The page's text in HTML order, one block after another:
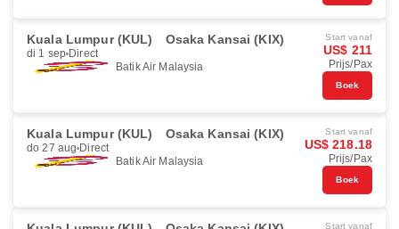
Kuala Lumpur (KUL) Osaka Kansai (KIX)
di 1 sep Direct
Batik Air Malaysia
Start vanaf
US$ 211
Prijs/Pax
Boek
Kuala Lumpur (KUL) Osaka Kansai (KIX)
do 27 aug Direct
Batik Air Malaysia
Start vanaf
US$ 218.18
Prijs/Pax
Boek
Start vanaf